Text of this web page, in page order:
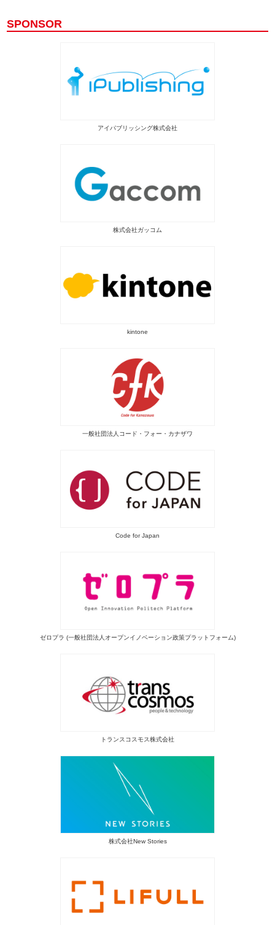
SPONSOR
アイパブリッシング株式会社
株式会社ガッコム
kintone
一般社団法人コード・フォー・カナザワ
Code for Japan
ゼロプラ (一般社団法人オープンイノベーション政策プラットフォーム)
トランスコスモス株式会社
株式会社New Stories